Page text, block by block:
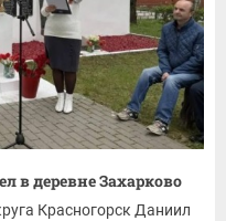
в деревне Захарково
Красногорск Даниил